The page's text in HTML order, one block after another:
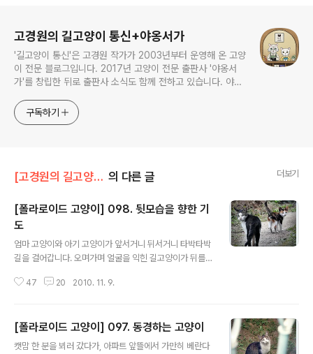
고경원의 길고양이 통신+야옹서가
'길고양이 통신'은 고경원 작가가 2003년부터 운영해 온 고양
이 전문 블로그입니다. 2017년 고양이 전문 출판사 '야옹서
가'를 창립한 뒤로 출판사 소식도 함께 전하고 있습니다. 야옹
면서, 고양이와 반려인의 행복에 도움이 될 책을 만듭니다.
구독하기
[고경원의 길고양이 통신]/폴라로이드 고양이 의 다른 글 더보기
[폴라로이드 고양이] 098. 뒷모습을 향한 기
도
엄마 고양이와 아기 고양이가 앞서거니 뒤서거니 타박타박
길을 걸어갑니다. 오며가며 얼굴을 익힌 길고양이가 뒤를
것이 우리의 작별인사가 되지 않기를, 내가 기억하는 그들
47 20 2010. 11. 9.
[폴라로이드 고양이] 097. 동경하는 고양이
캣맘 한 분을 뵈러 갔다가, 아파트 앞뜰에서 가만히 베란다